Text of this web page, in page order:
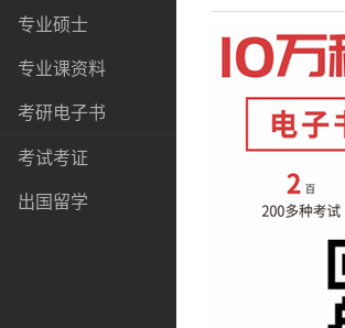
专业硕士
专业课资料
考研电子书
考试考证
出国留学